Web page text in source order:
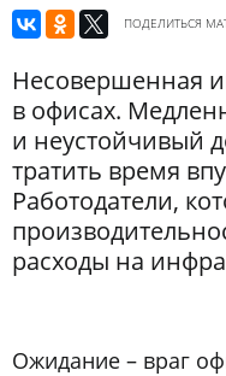
ПОДЕЛИТЬСЯ
Несовершенная
в офисах.
и неустойчивый
тратить время
Работодатели,
расходы на
Ожидание – враг